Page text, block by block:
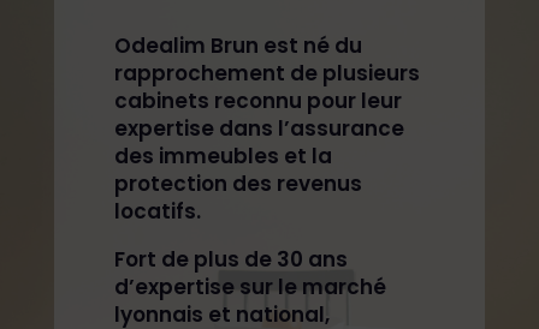
Odealim Brun est né du
rapprochement de plusieurs
cabinets reconnu pour leur
expertise dans l’assurance
des immeubles et la
protection des revenus
locatifs.
Fort de plus de 30 ans
d’expertise sur le marché
lyonnais et national,